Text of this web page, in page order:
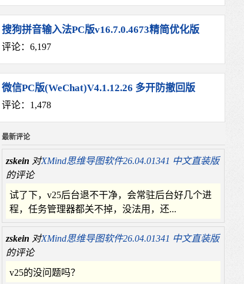
搜狗拼音输入法PC版v16.7.0.4673精简优化版
评论：6,197
微信PC版(WeChat)V4.1.12.26 多开防撤回版
评论：1,478
最新评论
zskein 对XMind思维导图软件26.04.01341 中文直装版
的评论
试了下，v25后台退不干净，会常驻后台好几个进
程，任务管理器都关不掉，没法用，还...
zskein 对XMind思维导图软件26.04.01341 中文直装版
的评论
v25的没问题吗？